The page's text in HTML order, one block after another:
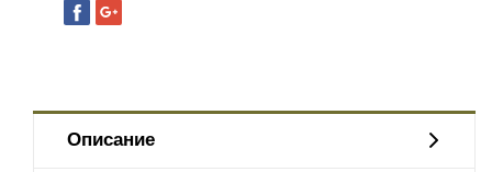
Описание